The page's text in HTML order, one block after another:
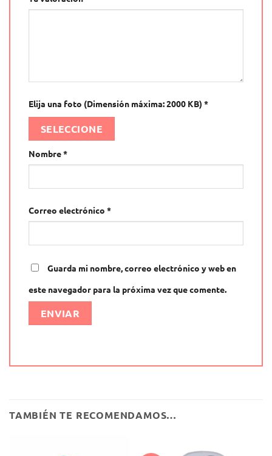
Elija una foto (Dimensión máxima: 2000 KB) *
SELECCIONE
Nombre*
Correo electrónico *
Guarda mi nombre, correo electrónico y web en
este navegador para la próxima vez que comente.
TAMBIÉN TE RECOMENDAMOS…